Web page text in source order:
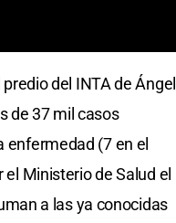
del INTA de Ángel
de 37 mil casos
enfermedad (7 en el
Ministerio de Salud el
a las ya conocidas